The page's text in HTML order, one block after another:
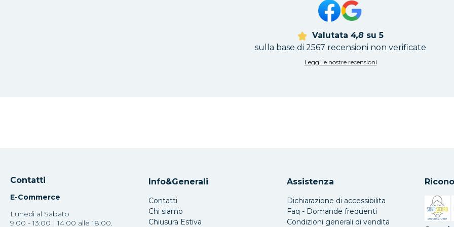
Valutata 4,8su 5
sulla base di 2567 recensioni non verificate
Leggi le nostre recensioni
Contatti
E-Commerce
Lunedì al Sabato
9:00 - 13:00 | 14:00 alle 18:00.
Info&Generali
Contatti
Chi siamo
Chiusura Estiva
Assistenza
Dichiarazione di accessibilita
Faq - Domande frequenti
Condizioni generali di vendita